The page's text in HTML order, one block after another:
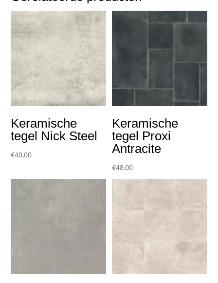
Keramische
tegel Nick Steel
€40,00
Keramische
tegel Proxi
Antracite
€48,00